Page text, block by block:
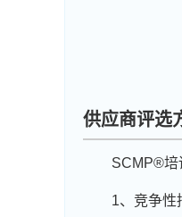
供应商评选
SCMP®培
1、竞争性